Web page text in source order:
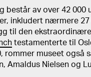
består av over 42 000
inkludert nærmere 27
til den
testamenterte til
rommer museet også
Amaldus Nielsen og